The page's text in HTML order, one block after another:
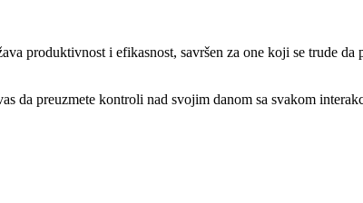
produktivnost i efikasnost, savršen za one koji se trude
da preuzmete kontroli nad svojim danom sa svakom